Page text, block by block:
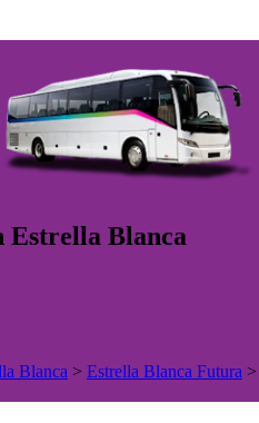
Estrella Blanca
Blanca > Estrella Blanca Futura >